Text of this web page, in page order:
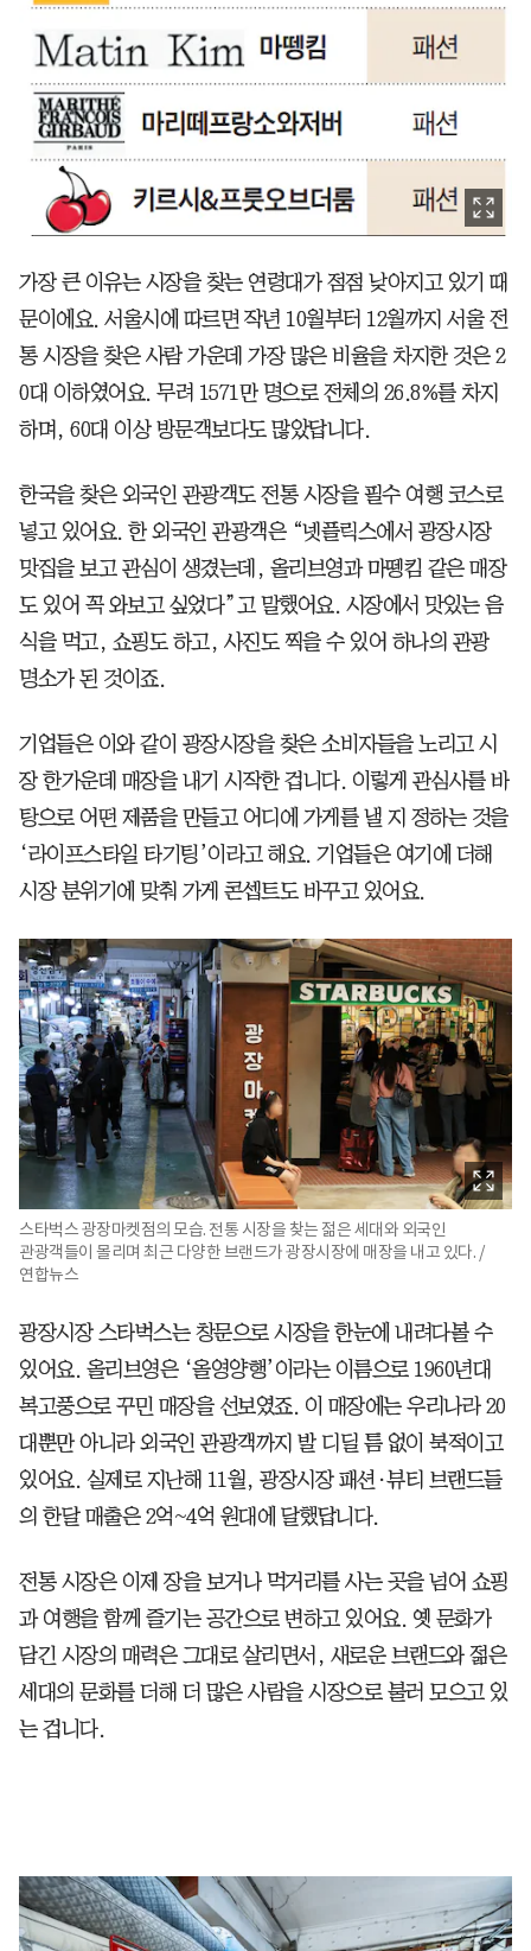
가장 큰 이유는 시장을 찾는 연령대가 점점 낮아지고 있기 때
문이에요. 서울시에 따르면 작년 10월부터 12월까지 서울 전
통 시장을 찾은 사람 가운데 가장 많은 비율을 차지한 것은 2
0대 이하였어요. 무려 1571만 명으로 전체의 26.8%를 차지
하며, 60대 이상 방문객보다도 많았답니다.
한국을 찾은 외국인 관광객도 전통 시장을 필수 여행 코스로
넣고 있어요. 한 외국인 관광객은 “넷플릭스에서 광장시장
맛집을 보고 관심이 생겼는데, 올리브영과 마뗑킴 같은 매장
도 있어 꼭 와보고 싶었다”고 말했어요. 시장에서 맛있는 음
식을 먹고, 쇼핑도 하고, 사진도 찍을 수 있어 하나의 관광
명소가 된 것이죠.
기업들은 이와 같이 광장시장을 찾은 소비자들을 노리고 시
장 한가운데 매장을 내기 시작한 겁니다. 이렇게 관심사를 바
탕으로 어떤 제품을 만들고 어디에 가게를 낼 지 정하는 것을
‘라이프스타일 타기팅’이라고 해요. 기업들은 여기에 더해
시장 분위기에 맞춰 가게 콘셉트도 바꾸고 있어요.
스타벅스 광장마켓점의 모습. 전통 시장을 찾는 젊은 세대와 외국인
관광객들이 몰리며 최근 다양한 브랜드가 광장시장에 매장을 내고 있다. /
연합뉴스
광장시장 스타벅스는 창문으로 시장을 한눈에 내려다볼 수
있어요. 올리브영은 ‘올영양행’이라는 이름으로 1960년대
복고풍으로 꾸민 매장을 선보였죠. 이 매장에는 우리나라 20
대뿐만 아니라 외국인 관광객까지 발 디딜 틈 없이 북적이고
있어요. 실제로 지난해 11월, 광장시장 패션·뷰티 브랜드들
의 한달 매출은 2억~4억 원대에 달했답니다.
전통 시장은 이제 장을 보거나 먹거리를 사는 곳을 넘어 쇼핑
과 여행을 함께 즐기는 공간으로 변하고 있어요. 옛 문화가
담긴 시장의 매력은 그대로 살리면서, 새로운 브랜드와 젊은
세대의 문화를 더해 더 많은 사람을 시장으로 불러 모으고 있
는 겁니다.